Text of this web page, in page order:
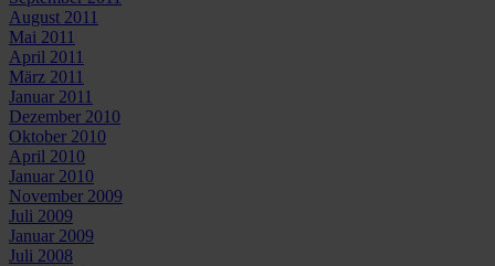
August 2011
Mai 2011
April 2011
März 2011
Januar 2011
Dezember 2010
Oktober 2010
April 2010
Januar 2010
November 2009
Juli 2009
Januar 2009
Juli 2008